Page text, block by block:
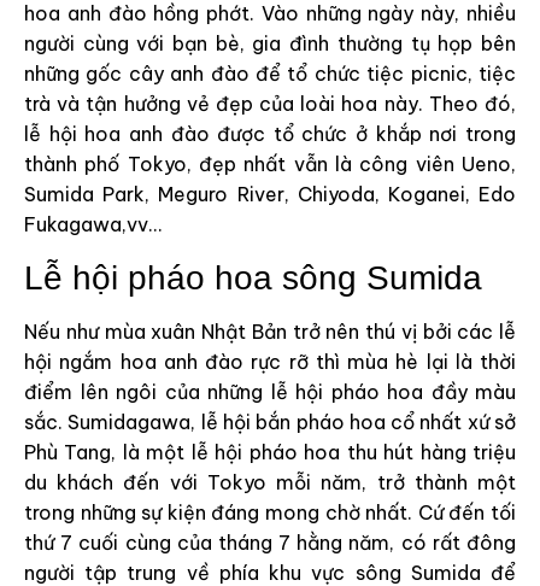
hoa anh đào hồng phớt. Vào những ngày này, nhiều
người cùng với bạn bè, gia đình thường tụ họp bên
những gốc cây anh đào để tổ chức tiệc picnic, tiệc
trà và tận hưởng vẻ đẹp của loài hoa này. Theo đó,
lễ hội hoa anh đào được tổ chức ở khắp nơi trong
thành phố Tokyo, đẹp nhất vẫn là công viên Ueno,
Sumida Park, Meguro River, Chiyoda, Koganei, Edo
Fukagawa,vv…
Lễ hội pháo hoa sông Sumida
Nếu như mùa xuân Nhật Bản trở nên thú vị bởi các lễ
hội ngắm hoa anh đào rực rỡ thì mùa hè lại là thời
điểm lên ngôi của những lễ hội pháo hoa đầy màu
sắc. Sumidagawa, lễ hội bắn pháo hoa cổ nhất xứ sở
Phù Tang, là một lễ hội pháo hoa thu hút hàng triệu
du khách đến với Tokyo mỗi năm, trở thành một
trong những sự kiện đáng mong chờ nhất. Cứ đến tối
thứ 7 cuối cùng của tháng 7 hằng năm, có rất đông
người tập trung về phía khu vực sông Sumida để